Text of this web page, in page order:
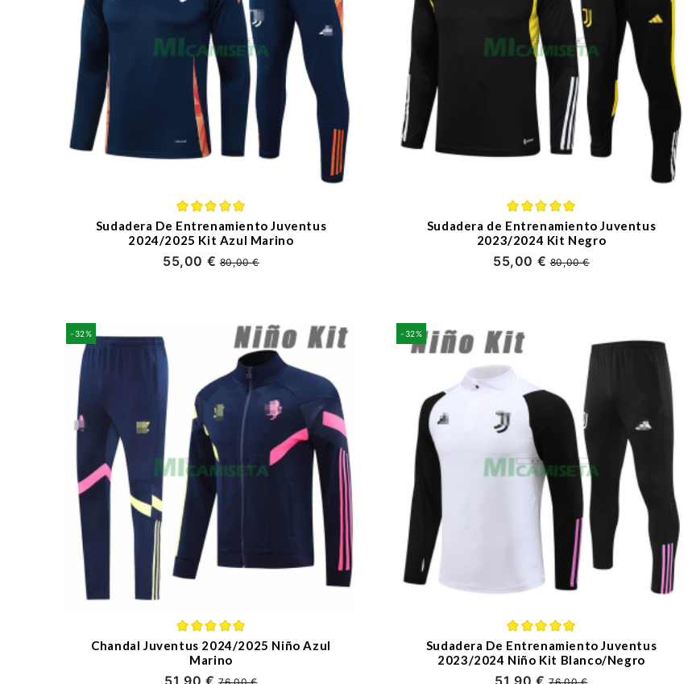
Sudadera De Entrenamiento Juventus
2024/2025 Kit Azul Marino
55,00 €80,00 €
Sudadera de Entrenamiento Juventus
2023/2024 Kit Negro
55,00 €80,00 €
-32%
Chandal Juventus 2024/2025 Niño Azul
Marino
-32%
Sudadera De Entrenamiento Juventus
2023/2024 Niño Kit Blanco/Negro